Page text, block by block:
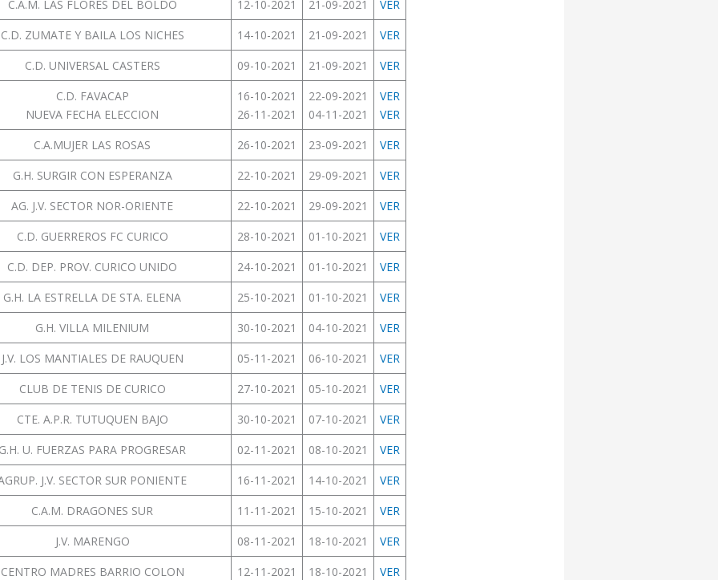
C.A.M. LAS FLORES DEL BOLDO
12-10-2021 21-09-2021
VER
C.D. ZUMATE Y BAILA LOS NICHES
14-10-2021 21-09-2021
VER
C.D. UNIVERSAL CASTERS
09-10-2021 21-09-2021
VER
C.D. FAVACAP
NUEVA FECHA ELECCION
16-10-2021
26-11-2021
22-09-2021
04-11-2021
VER
VER
C.A.MUJER LAS ROSAS
26-10-2021 23-09-2021
VER
G.H. SURGIR CON ESPERANZA
22-10-2021 29-09-2021
VER
AG. J.V. SECTOR NOR-ORIENTE
22-10-2021 29-09-2021
VER
C.D. GUERREROS FC CURICO
28-10-2021 01-10-2021
VER
C.D. DEP. PROV. CURICO UNIDO
24-10-2021 01-10-2021
VER
G.H. LA ESTRELLA DE STA. ELENA
25-10-2021 01-10-2021
VER
G.H. VILLA MILENIUM
30-10-2021 04-10-2021
VER
J.V. LOS MANTIALES DE RAUQUEN
05-11-2021 06-10-2021
VER
CLUB DE TENIS DE CURICO
27-10-2021 05-10-2021
VER
CTE. A.P.R. TUTUQUEN BAJO
30-10-2021 07-10-2021
VER
U. FUERZAS PARA PROGRESAR
02-11-2021 08-10-2021
VER
J.V. SECTOR SUR PONIENTE
16-11-2021 14-10-2021
VER
C.A.M. DRAGONES SUR
11-11-2021 15-10-2021
VER
J.V. MARENGO
08-11-2021 18-10-2021
VER
CENTRO MADRES BARRIO COLON
12-11-2021 18-10-2021 VER